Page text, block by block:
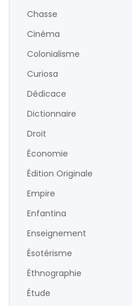
Chasse
Cinéma
Colonialisme
Curiosa
Dédicace
Dictionnaire
Droit
Économie
Édition Originale
Empire
Enfantina
Enseignement
Ésotérisme
Éthnographie
Étude